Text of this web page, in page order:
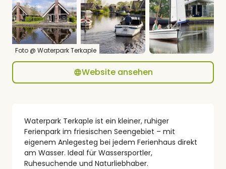
Foto @ Waterpark Terkaple
Website ansehen
Waterpark Terkaple ist ein kleiner, ruhiger
Ferienpark im friesischen Seengebiet – mit
eigenem Anlegesteg bei jedem Ferienhaus direkt
am Wasser. Ideal für Wassersportler,
Ruhesuchende und Naturliebhaber.